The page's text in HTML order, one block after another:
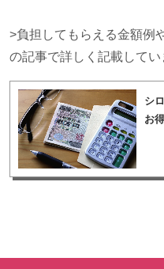
>負担してもらえる金額例
の記事で詳しく記載してい
シ
お